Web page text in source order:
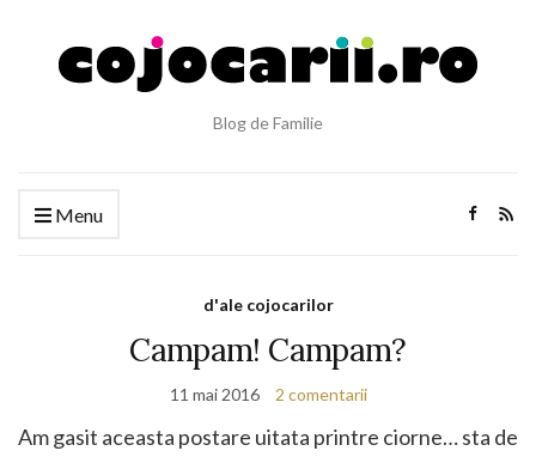
Blog de Familie
Menu
d'ale cojocarilor
Campam! Campam?
11 mai 2016 2 comentarii
Am gasit aceasta postare uitata printre ciorne… sta de